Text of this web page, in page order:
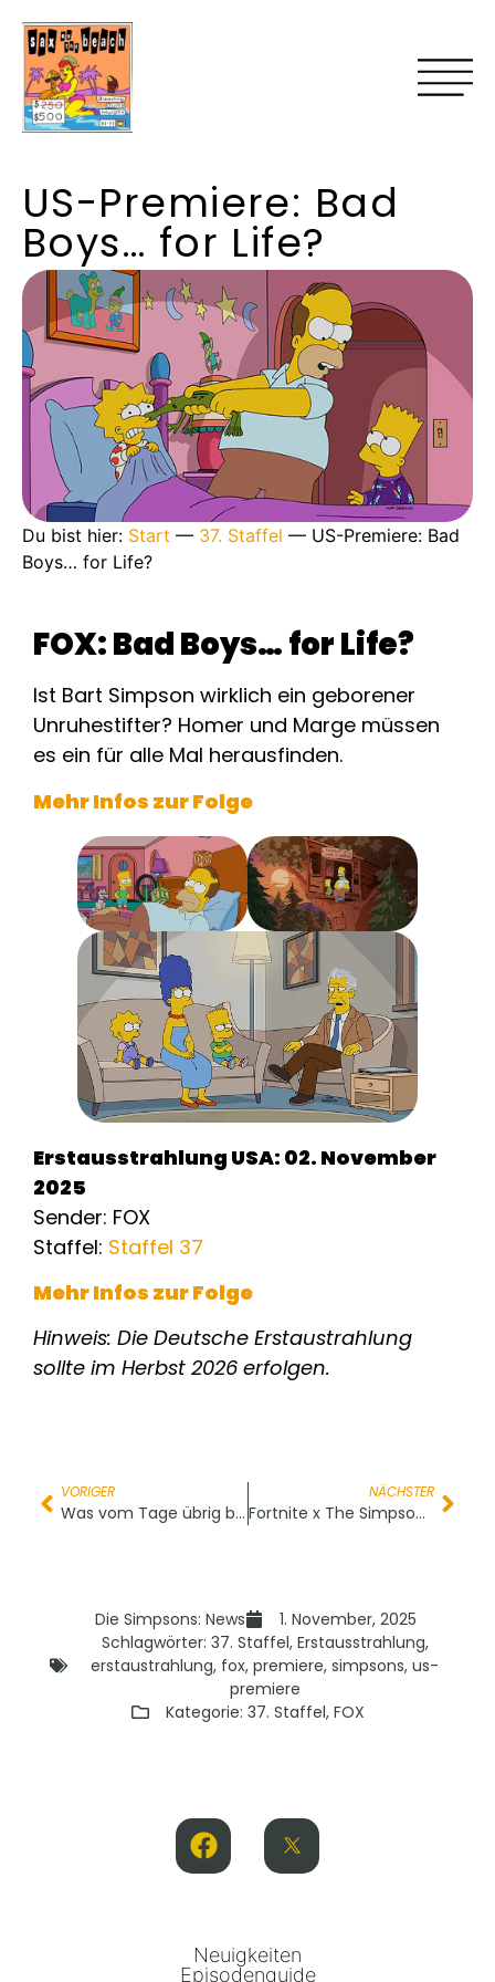
US-Premiere: Bad
Boys… for Life?
Du bist hier: Start — 37. Staffel — US-Premiere: Bad
Boys… for Life?
FOX: Bad Boys… for Life?
Ist Bart Simpson wirklich ein geborener
Unruhestifter? Homer und Marge müssen
es ein für alle Mal herausfinden.
Mehr Infos zur Folge
Erstausstrahlung USA: 02. November
2025
Sender: FOX
Staffel: Staffel 37
Mehr Infos zur Folge
Hinweis: Die Deutsche Erstaustrahlung
sollte im Herbst 2026 erfolgen.
VORIGER
Was vom Tage übrig blieb
NÄCHSTER
Fortnite x The Simpsons – Das ultimative Crossover!
Die Simpsons: News
1. November, 2025
Schlagwörter: 37. Staffel, Erstausstrahlung,
erstaustrahlung, fox, premiere, simpsons, us-
premiere
Kategorie: 37. Staffel, FOX
Neuigkeiten
Episodenguide